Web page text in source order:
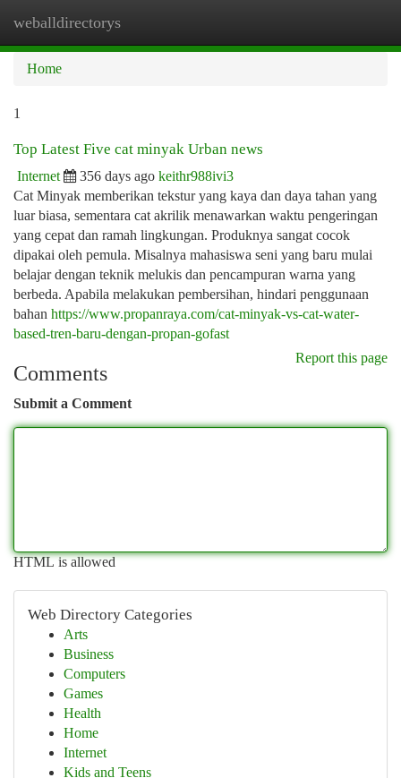
weballdirectorys
Home
1
Top Latest Five cat minyak Urban news
Internet 356 days ago keithr988ivi3
Cat Minyak memberikan tekstur yang kaya dan daya tahan yang
luar biasa, sementara cat akrilik menawarkan waktu pengeringan
yang cepat dan ramah lingkungan. Produknya sangat cocok
dipakai oleh pemula. Misalnya mahasiswa seni yang baru mulai
belajar dengan teknik melukis dan pencampuran warna yang
berbeda. Apabila melakukan pembersihan, hindari penggunaan
bahan https://www.propanraya.com/cat-minyak-vs-cat-water-
based-tren-baru-dengan-propan-gofast
Report this page
Comments
Submit a Comment
HTML is allowed
Web Directory Categories
Arts
Business
Computers
Games
Health
Home
Internet
Kids and Teens